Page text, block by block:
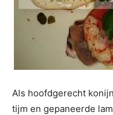
Als hoofdgerecht
tijm en gepaneerde